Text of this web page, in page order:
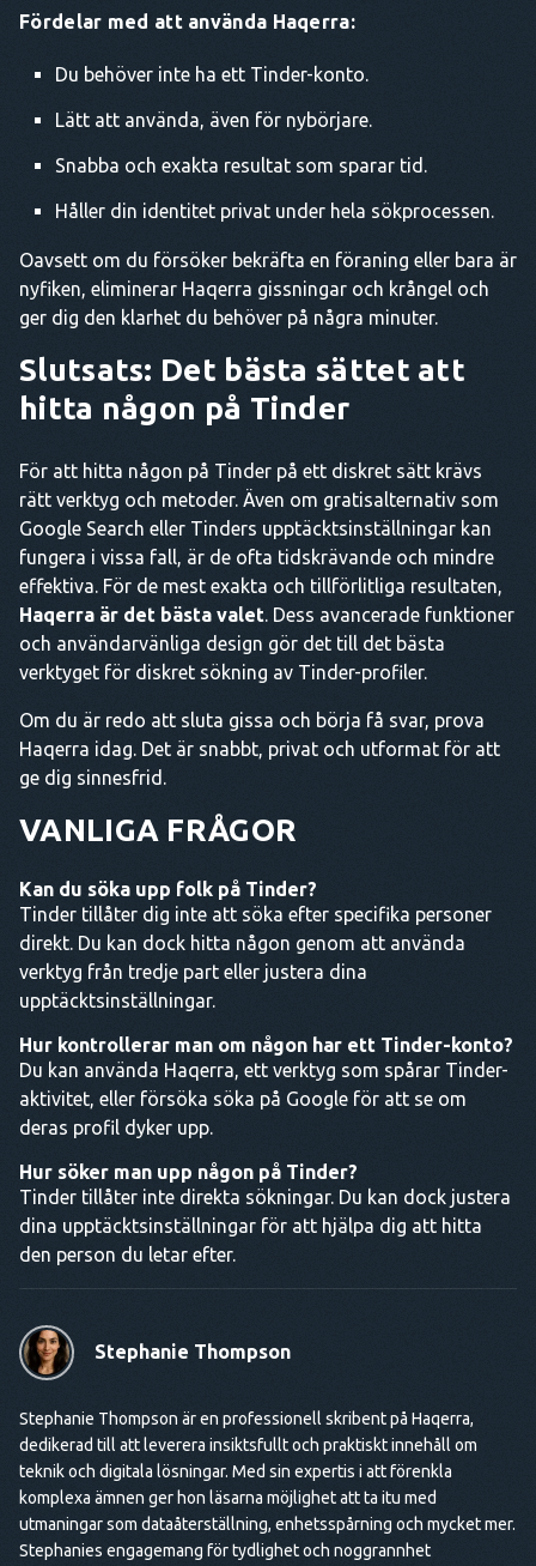
Fördelar med att använda Haqerra:
Du behöver inte ha ett Tinder-konto.
Lätt att använda, även för nybörjare.
Snabba och exakta resultat som sparar tid.
Håller din identitet privat under hela sökprocessen.
Oavsett om du försöker bekräfta en föraning eller bara är
nyfiken, eliminerar Haqerra gissningar och krångel och
ger dig den klarhet du behöver på några minuter.
Slutsats: Det bästa sättet att
hitta någon på Tinder
För att hitta någon på Tinder på ett diskret sätt krävs
rätt verktyg och metoder. Även om gratisalternativ som
Google Search eller Tinders upptäcktsinställningar kan
fungera i vissa fall, är de ofta tidskrävande och mindre
effektiva. För de mest exakta och tillförlitliga resultaten,
Haqerra är det bästa valet. Dess avancerade funktioner
och användarvänliga design gör det till det bästa
verktyget för diskret sökning av Tinder-profiler.
Om du är redo att sluta gissa och börja få svar, prova
Haqerra idag. Det är snabbt, privat och utformat för att
ge dig sinnesfrid.
VANLIGA FRÅGOR
Kan du söka upp folk på Tinder?
Tinder tillåter dig inte att söka efter specifika personer
direkt. Du kan dock hitta någon genom att använda
verktyg från tredje part eller justera dina
upptäcktsinställningar.
Hur kontrollerar man om någon har ett Tinder-konto?
Du kan använda Haqerra, ett verktyg som spårar Tinder-
aktivitet, eller försöka söka på Google för att se om
deras profil dyker upp.
Hur söker man upp någon på Tinder?
Tinder tillåter inte direkta sökningar. Du kan dock justera
dina upptäcktsinställningar för att hjälpa dig att hitta
den person du letar efter.
Stephanie Thompson
Stephanie Thompson är en professionell skribent på Haqerra,
dedikerad till att leverera insiktsfullt och praktiskt innehåll om
teknik och digitala lösningar. Med sin expertis i att förenkla
komplexa ämnen ger hon läsarna möjlighet att ta itu med
utmaningar som dataåterställning, enhetsspårning och mycket mer.
Stephanies engagemang för tydlighet och noggrannhet